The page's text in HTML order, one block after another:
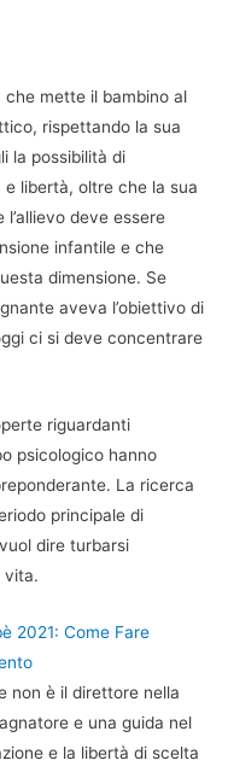
che mette il bambino al
rispettando la sua
la possibilità di
e libertà, oltre che la sua
deve essere
infantile e che
dimensione. Se
aveva l’obiettivo di
ci si deve concentrare
riguardanti
psicologico hanno
La ricerca
principale di
dire turbarsi
vita.
2021: Come Fare
non è il direttore nella
e una guida nel
e la libertà di scelta